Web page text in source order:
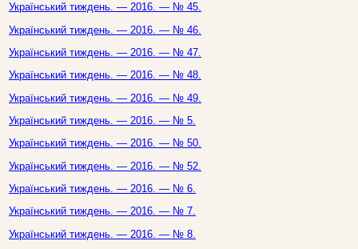
Український тиждень. — 2016. — № 45.
Український тиждень. — 2016. — № 46.
Український тиждень. — 2016. — № 47.
Український тиждень. — 2016. — № 48.
Український тиждень. — 2016. — № 49.
Український тиждень. — 2016. — № 5.
Український тиждень. — 2016. — № 50.
Український тиждень. — 2016. — № 52.
Український тиждень. — 2016. — № 6.
Український тиждень. — 2016. — № 7.
Український тиждень. — 2016. — № 8.